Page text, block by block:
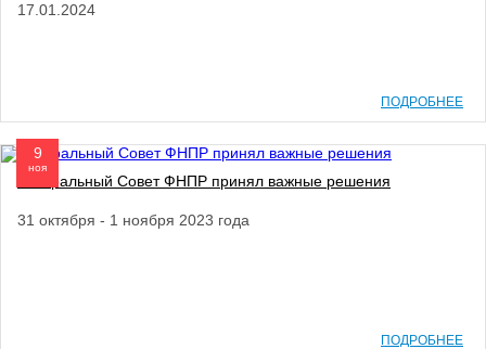
17.01.2024
ПОДРОБНЕЕ
9
ноя
Генеральный Совет ФНПР принял важные решения
31 октября - 1 ноября 2023 года
ПОДРОБНЕЕ